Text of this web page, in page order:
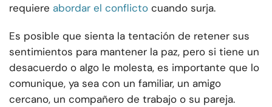
requiere abordar el conflicto cuando surja.
Es posible que sienta la tentación de retener sus
sentimientos para mantener la paz, pero si tiene un
desacuerdo o algo le molesta, es importante que lo
comunique, ya sea con un familiar, un amigo
cercano, un compañero de trabajo o su pareja.